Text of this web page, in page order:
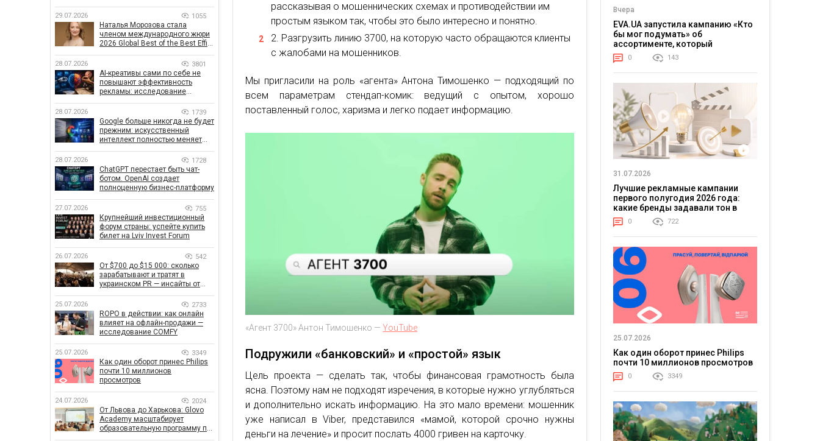
рассказывая о мошеннических схемах и противодействии им
простым языком так, чтобы это было интересно и понятно.
Разгрузить линию 3700, на которую часто обращаются клиенты
с жалобами на мошенников.
Мы пригласили на роль «агента» Антона Тимошенко — подходящий по
всем параметрам стендап-комик: ведущий с опытом, хорошо
поставленный голос, харизма и легко подает информацию.
«Агент 3700» Антон Тимошенко —YouTube
Подружили «банковский» и «простой» язык
Цель проекта — сделать так, чтобы финансовая грамотность была
ясна. Поэтому нам не подходят изречения, в которые нужно углубляться
и дополнительно искать информацию. На это мало времени: мошенник
уже написал в Viber, представился «мамой, которой срочно нужны
деньги на лечение» и просит послать 4000 гривен на карточку.
29.07.2026 1055
Наталья Морозова стала
членом международного жюри
2026 Global Best of the Best Effie
28.07.2026 3801
AI-креативы сами по себе не
повышают эффективность
рекламы: исследование
влияет на эффективность
кампаний
28.07.2026 1739
Google больше никогда не будет
прежним: искусственный
интеллект полностью меняет
28.07.2026 1728
ChatGPT перестает быть чат-
ботом. OpenAI создает
полноценную бизнес-платформу
27.07.2026 755
Крупнейший инвестиционный
форум страны: успейте купить
билет на Lviv Invest Forum
26.07.2026 542
От $700 до $15 000: сколько
зарабатывают и тратят в
украинском PR — инсайты от
25.07.2026 2733
ROPO в действии: как онлайн
влияет на офлайн-продажи —
исследование COMFY
25.07.2026 3349
Как один оборот принес Philips
почти 10 миллионов
просмотров
24.07.2026 2024
От Львова до Харькова: Glovo
Academy масштабирует
образовательную программу по
Вчера
EVA.UA запустила кампанию «Кто
бы мог подумать» об
ассортименте, который
покупатели не ожидают увидеть
на платформе
0 143
31.07.2026
Лучшие рекламные кампании
первого полугодия 2026 года:
какие бренды задавали тон в
отрасли
0 722
25.07.2026
Как один оборот принес Philips
почти 10 миллионов просмотров
0 3349